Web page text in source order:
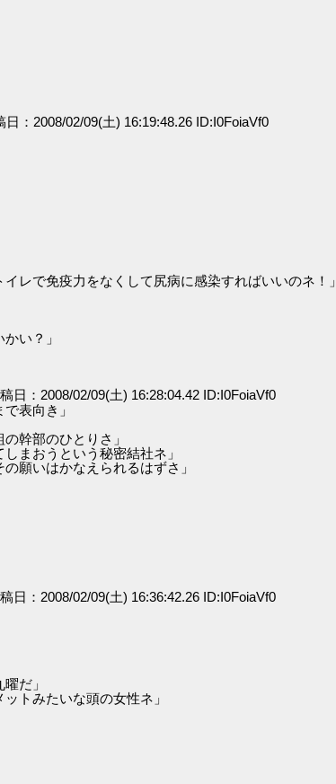
日：2008/02/09(土) 16:19:48.26 ID:I0FoiaVf0
レで免疫力をなくして尻病に感染すればいいのネ！」
い？」
日：2008/02/09(土) 16:28:04.42 ID:I0FoiaVf0
表向き」
幹部のひとりさ」
まおうという秘密結社ネ」
願いはかなえられるはずさ」
日：2008/02/09(土) 16:36:42.26 ID:I0FoiaVf0
だ」
トみたいな頭の女性ネ」